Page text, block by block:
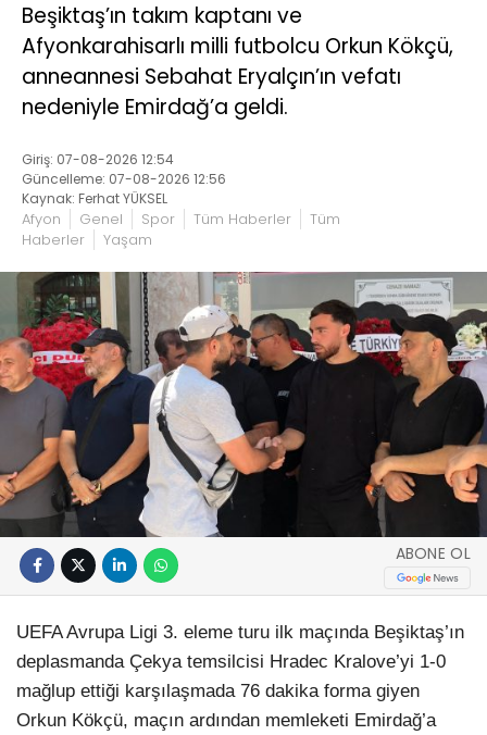
Beşiktaş’ın takım kaptanı ve
Afyonkarahisarlı milli futbolcu Orkun Kökçü,
anneannesi Sebahat Eryalçın’ın vefatı
nedeniyle Emirdağ’a geldi.
Giriş: 07-08-2026 12:54
Güncelleme: 07-08-2026 12:56
Kaynak: Ferhat YÜKSEL
Afyon Genel Spor Tüm Haberler
Tüm
Haberler
Yaşam
ABONE OL
UEFA Avrupa Ligi 3. eleme turu ilk maçında Beşiktaş’ın
deplasmanda Çekya temsilcisi Hradec Kralove’yi 1-0
mağlup ettiği karşılaşmada 76 dakika forma giyen
Orkun Kökçü, maçın ardından memleketi Emirdağ’a